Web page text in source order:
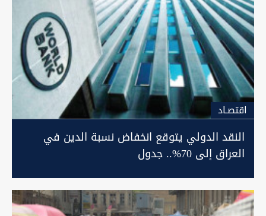
اقتصـاد
النقد الدولي يتوقع انخفاض نسبة الدين في
العراق إلى 70%.. جدول